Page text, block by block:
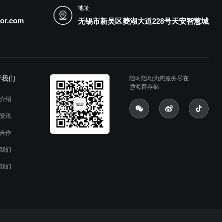
地址
无锡市新吴区菱湖大道228号天安智慧城
们
绍
讯
作
们
们
随时随地为您服务尽在
@海普存储